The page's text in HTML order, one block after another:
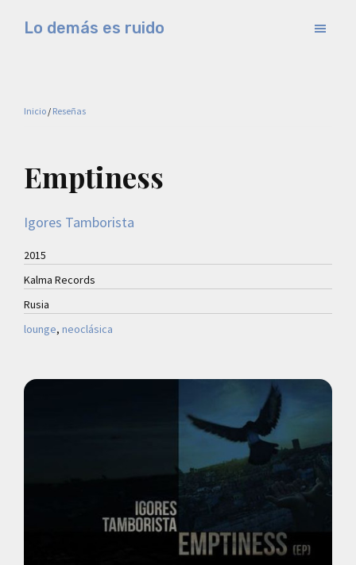
lateral
Lo demás es ruido
experimental
Inicio / Reseñas
Emptiness
Igores Tamborista
2015
Kalma Records
Rusia
lounge, neoclásica